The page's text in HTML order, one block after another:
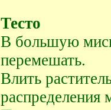
Тесто
В большую
перемешать.
Влить
распределения